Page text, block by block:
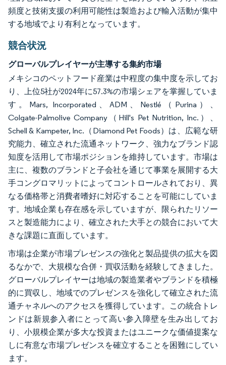
頻度と技術支援の利用可能性は製造および輸入活動が集中
する地域でより有利となっています。
競合状況
グローバルプレイヤーが主導する集約市場
メキシコのペットフード産業は中程度の集中度を示してお
り、上位5社が2024年に57.3%の市場シェアを掌握していま
す。Mars, Incorporated、ADM、Nestlé（Purina）、
Colgate-Palmolive Company（Hill's Pet Nutrition, Inc.）、
Schell & Kampeter, Inc.（Diamond Pet Foods）は、広範な研
究能力、確立された流通ネットワーク、強力なブランド認
知度を活用して市場ポジションを維持しています。市場は
主に、複数のブランドと子会社を通じて事業を展開する大
手コングロマリットによってコントロールされており、異
なる価格帯と消費者嗜好に対応することを可能にしていま
す。地域企業も存在感を示していますが、限られたリソー
スと製造能力により、確立された大手との競合において大
きな課題に直面しています。
市場は企業が市場プレゼンスの強化と製品提供の拡大を図
るなかで、大規模な合併・買収活動を経験してきました。
グローバルプレイヤーは地域の製造業者やブランドを積極
的に買収し、地域でのプレゼンスを強化して確立された流
通チャネルへのアクセスを獲得しています。この統合トレ
ンドは新規参入者にとって高い参入障壁を生み出してお
り、小規模企業が多大な投資またはユニークな価値提案な
しに有意な市場プレゼンスを確立することを困難にしてい
ます。